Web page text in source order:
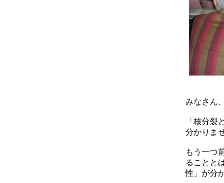
みなさん
「核分裂
分かりま
もう一つ
ることと
性」が分